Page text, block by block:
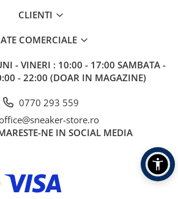
CLIENTI
COMERCIALE
- VINERI : 10:00 - 17:00 SAMBATA -
- 22:00 (DOAR IN MAGAZINE)
0770 293 559
store.ro
NE IN SOCIAL MEDIA